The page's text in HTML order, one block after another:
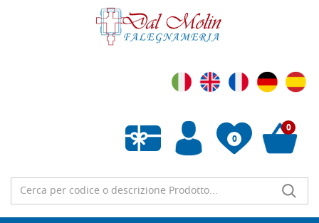
0
Wishlist vuota
0